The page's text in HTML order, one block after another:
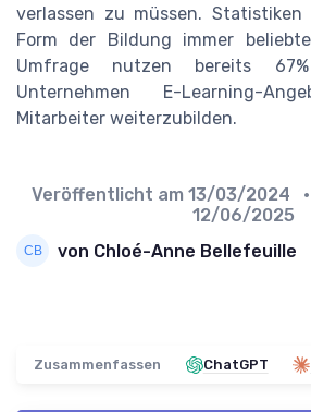
verlassen zu müssen. Statistiken
Form der Bildung immer
Umfrage nutzen bereits
Unternehmen E-Learning-
Mitarbeiter weiterzubilden.
Veröffentlicht am 13/03/2024
12/06/2025
von Chloé-Anne Bellefeuille
Zusammenfassen ChatGPT